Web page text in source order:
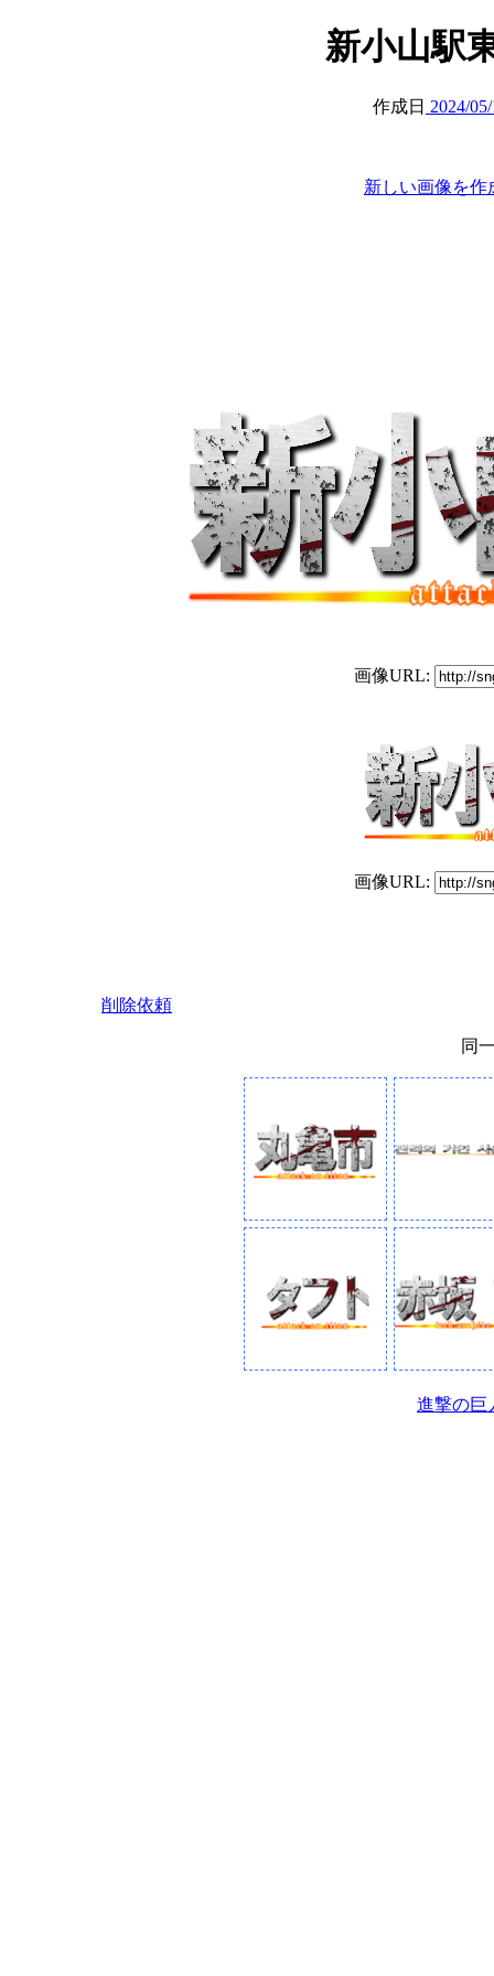
新小山駅
作成日 2024/
新しい画像を作
画像URL:
画像URL:
削除依頼
同
進撃の巨